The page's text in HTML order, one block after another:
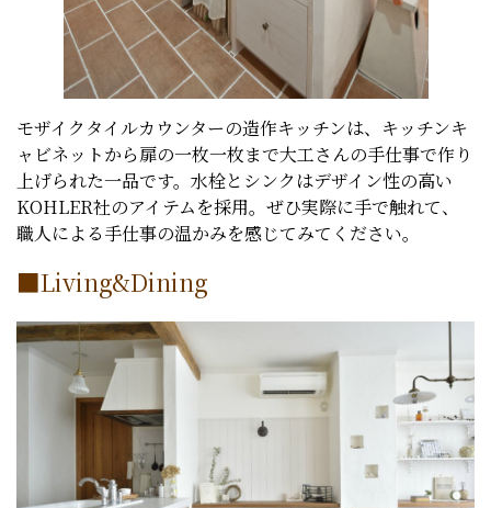
モザイクタイルカウンターの造作キッチンは、キッチンキ
ャビネットから扉の一枚一枚まで大工さんの手仕事で作り
上げられた一品です。水栓とシンクはデザイン性の高い
KOHLER社のアイテムを採用。ぜひ実際に手で触れて、
職人による手仕事の温かみを感じてみてください。
■Living&Dining